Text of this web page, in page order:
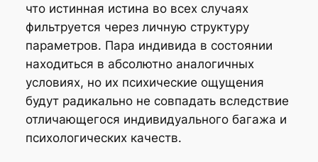
что истинная истина во всех случаях
фильтруется через личную структуру
параметров. Пара индивида в состоянии
находиться в абсолютно аналогичных
условиях, но их психические ощущения
будут радикально не совпадать вследствие
отличающегося индивидуального багажа и
психологических качеств.